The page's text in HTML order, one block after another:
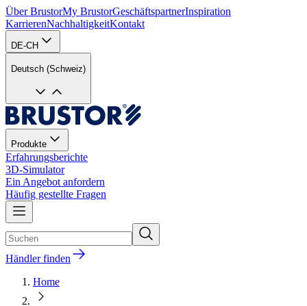
Über BrustorMy BrustorGeschäftspartnerInspiration
KarrierenNachhaltigkeitKontakt
DE-CH
Deutsch (Schweiz)
Produkte
Erfahrungsberichte
3D-Simulator
Ein Angebot anfordern
Häufig gestellte Fragen
Händler finden
Home